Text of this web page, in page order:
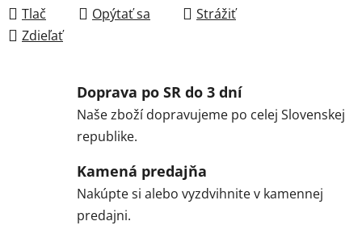
Tlač Opýtať sa
Strážiť
Zdieľať
Doprava po SR do 3 dní
Naše zboží dopravujeme po celej Slovenskej
republike.
Kamená predajňa
Nakúpte si alebo vyzdvihnite v kamennej
predajni.